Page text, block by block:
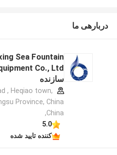
دربارهی ما
Sea Fountain
سازنده
, Heqiao town,
Province, China
,China
5.0
کننده تایید شده